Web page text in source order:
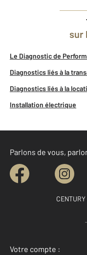
sur
Le Diagnostic de
Diagnostics liés à la
Diagnostics liés à la
Installation électrique
Parlons de vous,
Votre compte :